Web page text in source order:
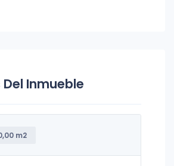
Inmueble
m2